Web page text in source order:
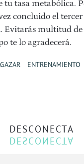
tu tasa metabólica.
concluido el tercer
. Evitarás multitud de
te lo agradecerá.
ENTRENAMIENTO
DESCONECTA